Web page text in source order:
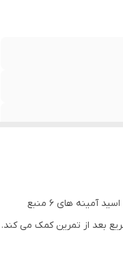
آنابولیک آمینو کوین لورون Kevin Levrone Anabolic Amino دارای فرمول جدیدی اسید آمینه است که به شکل قرص تولید شده است. این مکمل غذایی حاوی اسید آمینه های 6 منبع